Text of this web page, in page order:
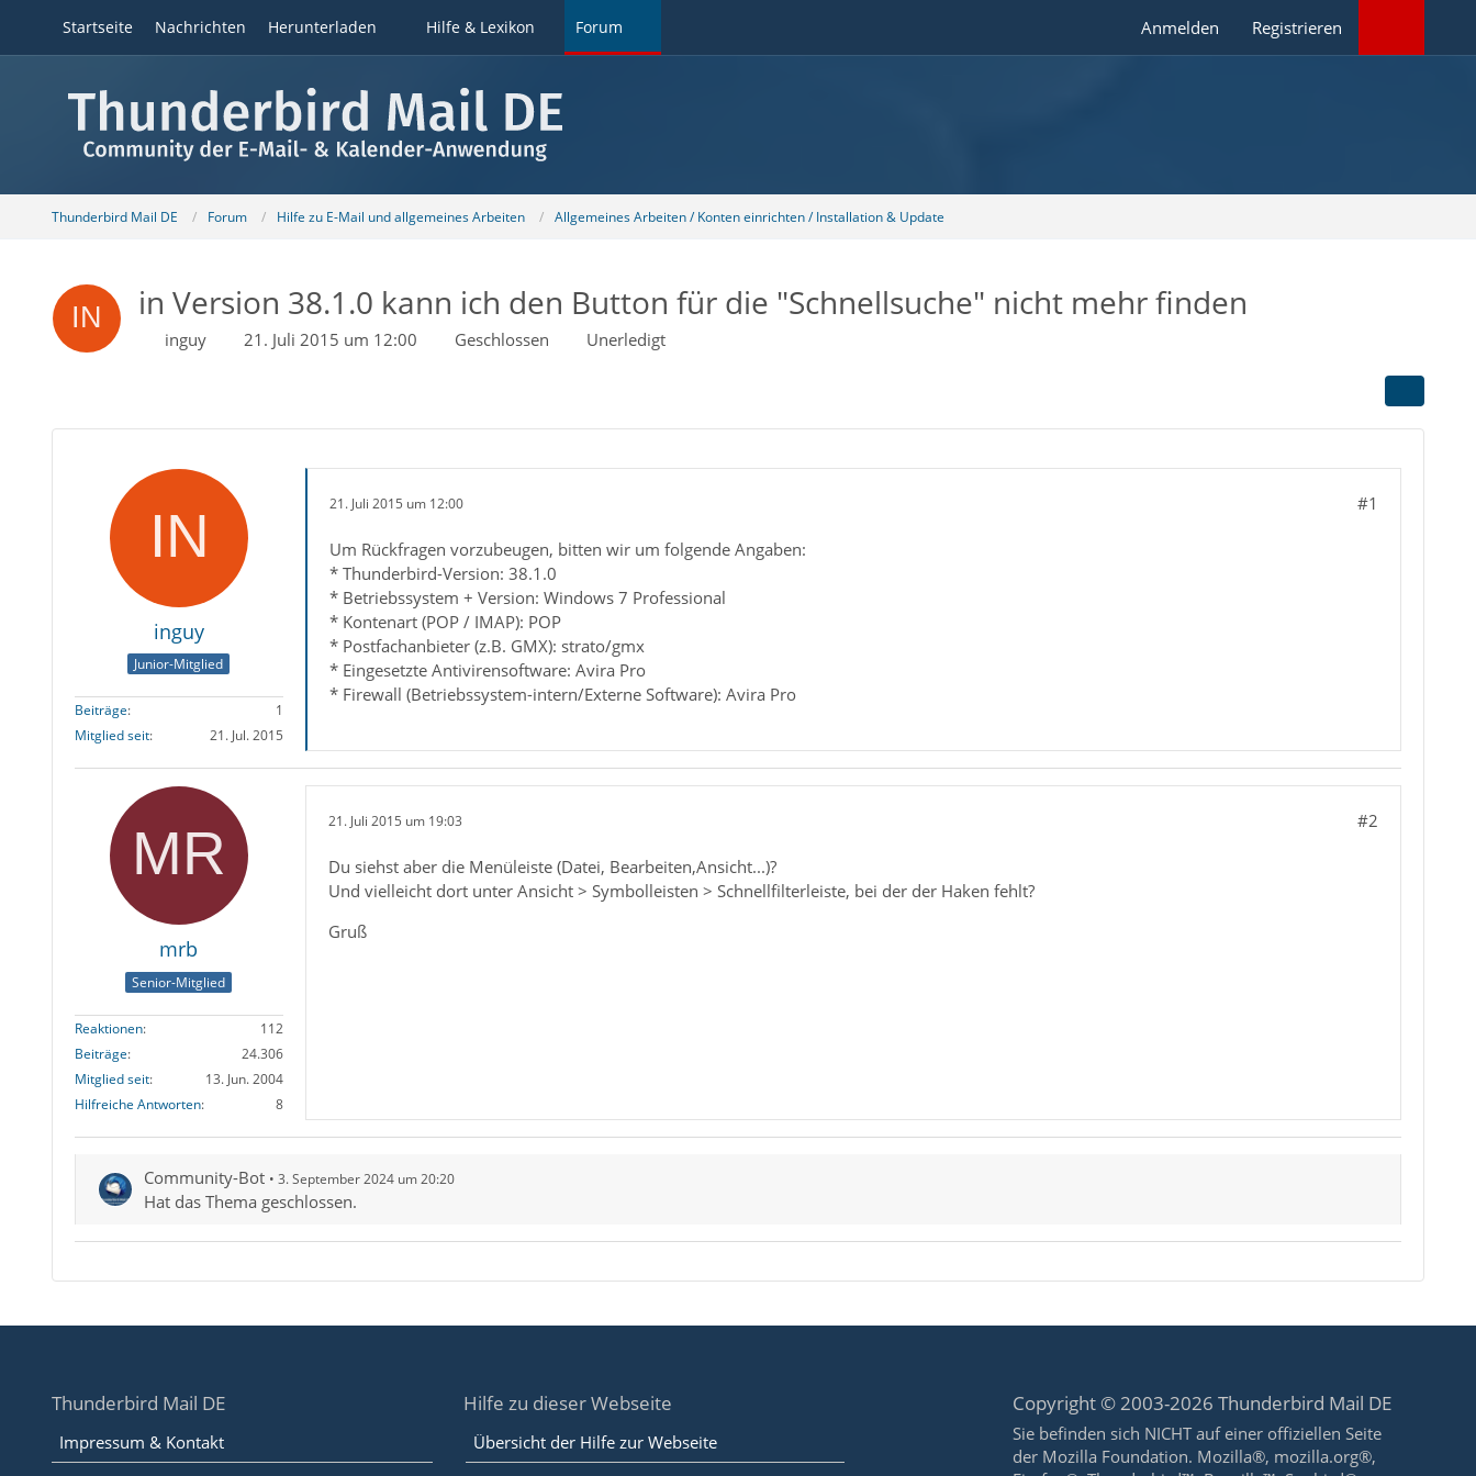
Startseite Nachrichten Herunterladen Hilfe & Lexikon Forum Anmelden Registrieren
Thunderbird Mail DE Forum Hilfe zu E-Mail und allgemeines Arbeiten Allgemeines Arbeiten / Konten einrichten / Installation & Update
in Version 38.1.0 kann ich den Button für die "Schnellsuche" nicht mehr finden
inguy 21. Juli 2015 um 12:00 Geschlossen Unerledigt
inguy
Junior-Mitglied
Beiträge
1
Mitglied seit
21. Jul. 2015
21. Juli 2015 um 12:00 #1
Um Rückfragen vorzubeugen, bitten wir um folgende Angaben:
* Thunderbird-Version: 38.1.0
* Betriebssystem + Version: Windows 7 Professional
* Kontenart (POP / IMAP): POP
* Postfachanbieter (z.B. GMX): strato/gmx
* Eingesetzte Antivirensoftware: Avira Pro
* Firewall (Betriebssystem-intern/Externe Software): Avira Pro
mrb
Senior-Mitglied
Reaktionen
112
Beiträge
24.306
Mitglied seit
13. Jun. 2004
Hilfreiche Antworten
8
21. Juli 2015 um 19:03 #2
Du siehst aber die Menüleiste (Datei, Bearbeiten,Ansicht...)?
Und vielleicht dort unter Ansicht > Symbolleisten > Schnellfilterleiste, bei der der Haken fehlt?
Gruß
Community-Bot 3. September 2024 um 20:20
Hat das Thema geschlossen.
Thunderbird Mail DE
Impressum & Kontakt
Hilfe zu dieser Webseite
Übersicht der Hilfe zur Webseite
Copyright © 2003-2026 Thunderbird Mail DE
Sie befinden sich NICHT auf einer offiziellen Seite
der Mozilla Foundation. Mozilla®, mozilla.org®,